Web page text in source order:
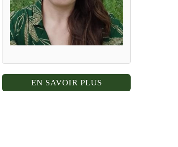
EN SAVOIR PLUS